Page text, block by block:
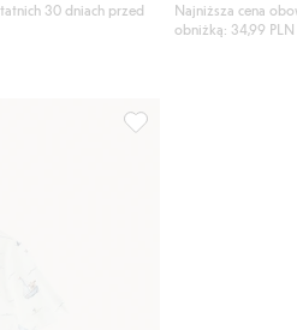
30 dniach przed
Najniższa cena
obniżką: 34,99 PLN